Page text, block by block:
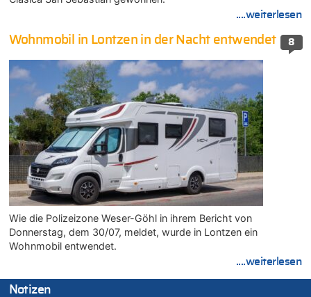
....weiterlesen
8
Wohnmobil in Lontzen in der Nacht entwendet
Wie die Polizeizone Weser-Göhl in ihrem Bericht von
Donnerstag, dem 30/07, meldet, wurde in Lontzen ein
Wohnmobil entwendet.
....weiterlesen
Notizen